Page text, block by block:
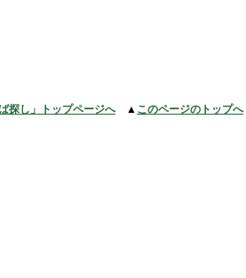
ば探し」トップページへ▲ このページのトップへ